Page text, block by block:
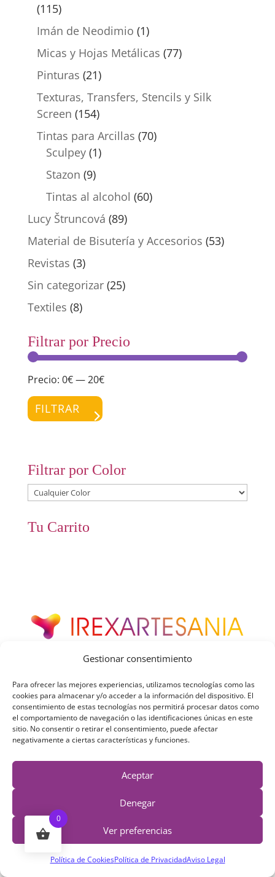
Gestionar consentimiento
Para ofrecer las mejores experiencias, utilizamos tecnologías como las
cookies para almacenar y/o acceder a la información del dispositivo. El
consentimiento de estas tecnologías nos permitirá procesar datos como
el comportamiento de navegación o las identificaciones únicas en este
sitio. No consentir o retirar el consentimiento, puede afectar
negativamente a ciertas características y funciones.
Aceptar
Denegar
Ver preferencias
Política de CookiesPolítica de PrivacidadAviso Legal
(115)
Imán de Neodimio (1)
Micas y Hojas Metálicas (77)
Pinturas (21)
Texturas, Transfers, Stencils y Silk
Screen (154)
Tintas para Arcillas (70)
Sculpey (1)
Stazon (9)
Tintas al alcohol (60)
Lucy Štruncová (89)
Material de Bisutería y Accesorios (53)
Revistas (3)
Sin categorizar (25)
Textiles (8)
Filtrar por Precio
FILTRAR
Precio: 0€—20€
Filtrar por Color
Tu Carrito
¡Tu pasión, es nuestra pasión!
Queremos acercarte arcilla polimérica de alta
calidad. Ya no necesitarás nunca más, buscarla
en tiendas fuera de España.
Contacto
Email de Contacto:
Teléfono:
Redes Sociales:
0